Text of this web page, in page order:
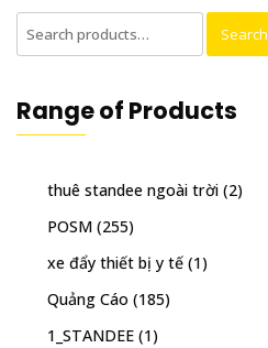
Search
for:
Search
Range of Products
thuê standee ngoài trời (2)
POSM (255)
xe đẩy thiết bị y tế (1)
Quảng Cáo (185)
1_STANDEE (1)